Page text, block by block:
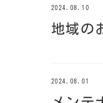
2024.08.10
地域の
2024.08.01